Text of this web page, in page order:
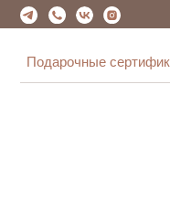
Все товары
Подарочные сертификаты